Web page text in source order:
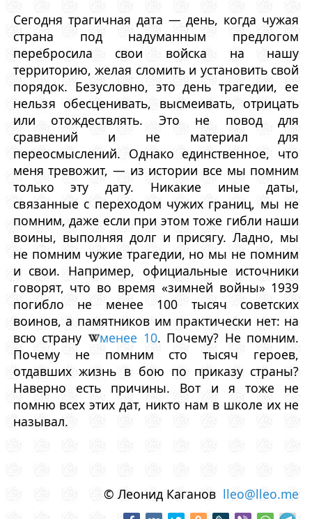
Сегодня трагичная дата — день, когда чужая
страна под надуманным предлогом
перебросила свои войска на нашу
территорию, желая сломить и установить свой
порядок. Безусловно, это день трагедии, ее
нельзя обесценивать, высмеивать, отрицать
или отождествлять. Это не повод для
сравнений и не материал для
переосмыслений. Однако единственное, что
меня тревожит, — из истории все мы помним
только эту дату. Никакие иные даты,
связанные с переходом чужих границ, мы не
помним, даже если при этом тоже гибли наши
воины, выполняя долг и присягу. Ладно, мы
не помним чужие трагедии, но мы не помним
и свои. Например, официальные источники
говорят, что во время «зимней войны» 1939
погибло не менее 100 тысяч советских
воинов, а памятников им практически нет: на
всю страну
менее 10. Почему? Не помним.
Почему не помним сто тысяч героев,
отдавших жизнь в бою по приказу страны?
Наверно есть причины. Вот и я тоже не
помню всех этих дат, никто нам в школе их не
называл.
© Леонид Каганов lleo@lleo.me